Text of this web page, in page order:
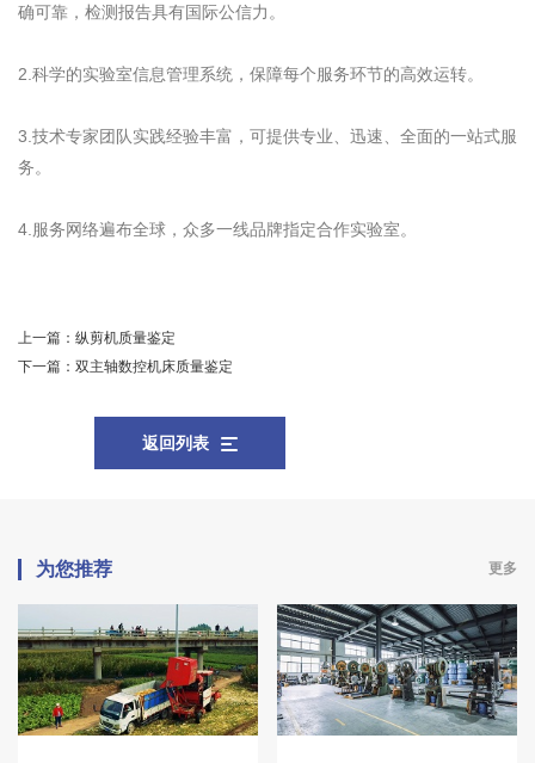
确可靠，检测报告具有国际公信力。
2.科学的实验室信息管理系统，保障每个服务环节的高效运转。
3.技术专家团队实践经验丰富，可提供专业、迅速、全面的一站式服
务。
4.服务网络遍布全球，众多一线品牌指定合作实验室。
上一篇： 纵剪机质量鉴定
下一篇： 双主轴数控机床质量鉴定
返回列表
为您推荐 更多